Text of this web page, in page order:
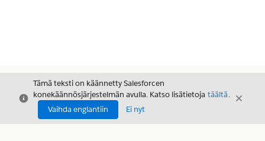
Sulje
Tämä teksti on käännetty Salesforcen
konekäännösjärjestelmän avulla. Katso lisätietoja täältä.
Vaihda englantiin
Ei nyt
Sulje